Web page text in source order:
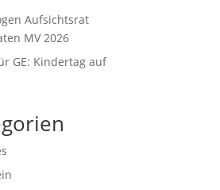
Aufsichtsrat
MV 2026
GE: Kindertag auf